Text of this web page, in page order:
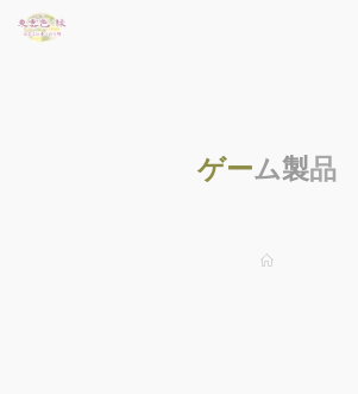
ゲーム製品